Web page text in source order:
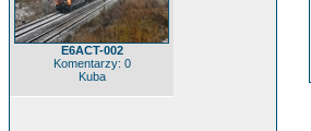
E6ACT-002
Komentarzy: 0
Kuba